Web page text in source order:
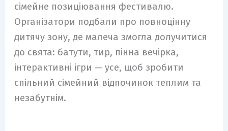
сімейне позиціювання фестивалю.
Організатори подбали про повноцінну
дитячу зону, де малеча змогла долучитися
до свята: батути, тир, пінна вечірка,
інтерактивні ігри — усе, щоб зробити
спільний сімейний відпочинок теплим та
незабутнім.